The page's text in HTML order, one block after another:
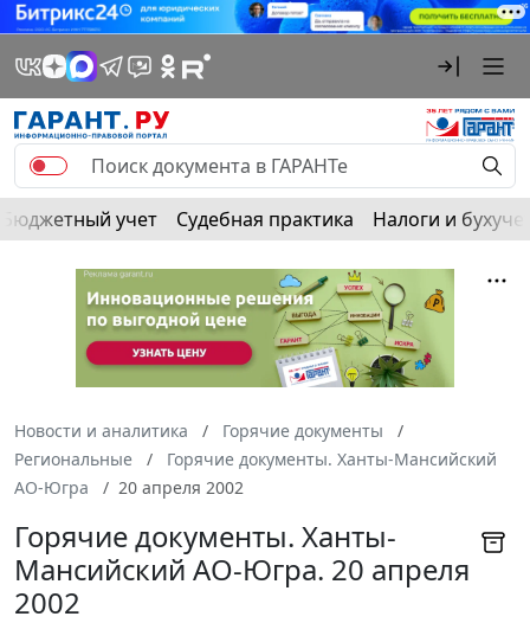
Бюджетный учет Судебная практика Налоги и
Новости и аналитика
Горячие документы
Региональные
Горячие документы. Ханты-Мансийский
АО-Югра
20 апреля 2002
Горячие документы. Ханты-
Мансийский АО-Югра. 20 апреля
2002